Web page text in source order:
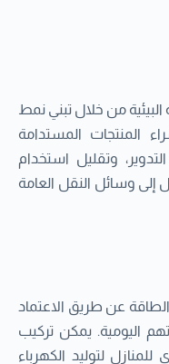
من خلال تبني نمط
المنتجات المستدامة
وتقليل استخدام
إلى وسائل النقل العامة
عن طريق الاعتماد
اليومية. يمكن تركيب
لتوليد الكهرباء